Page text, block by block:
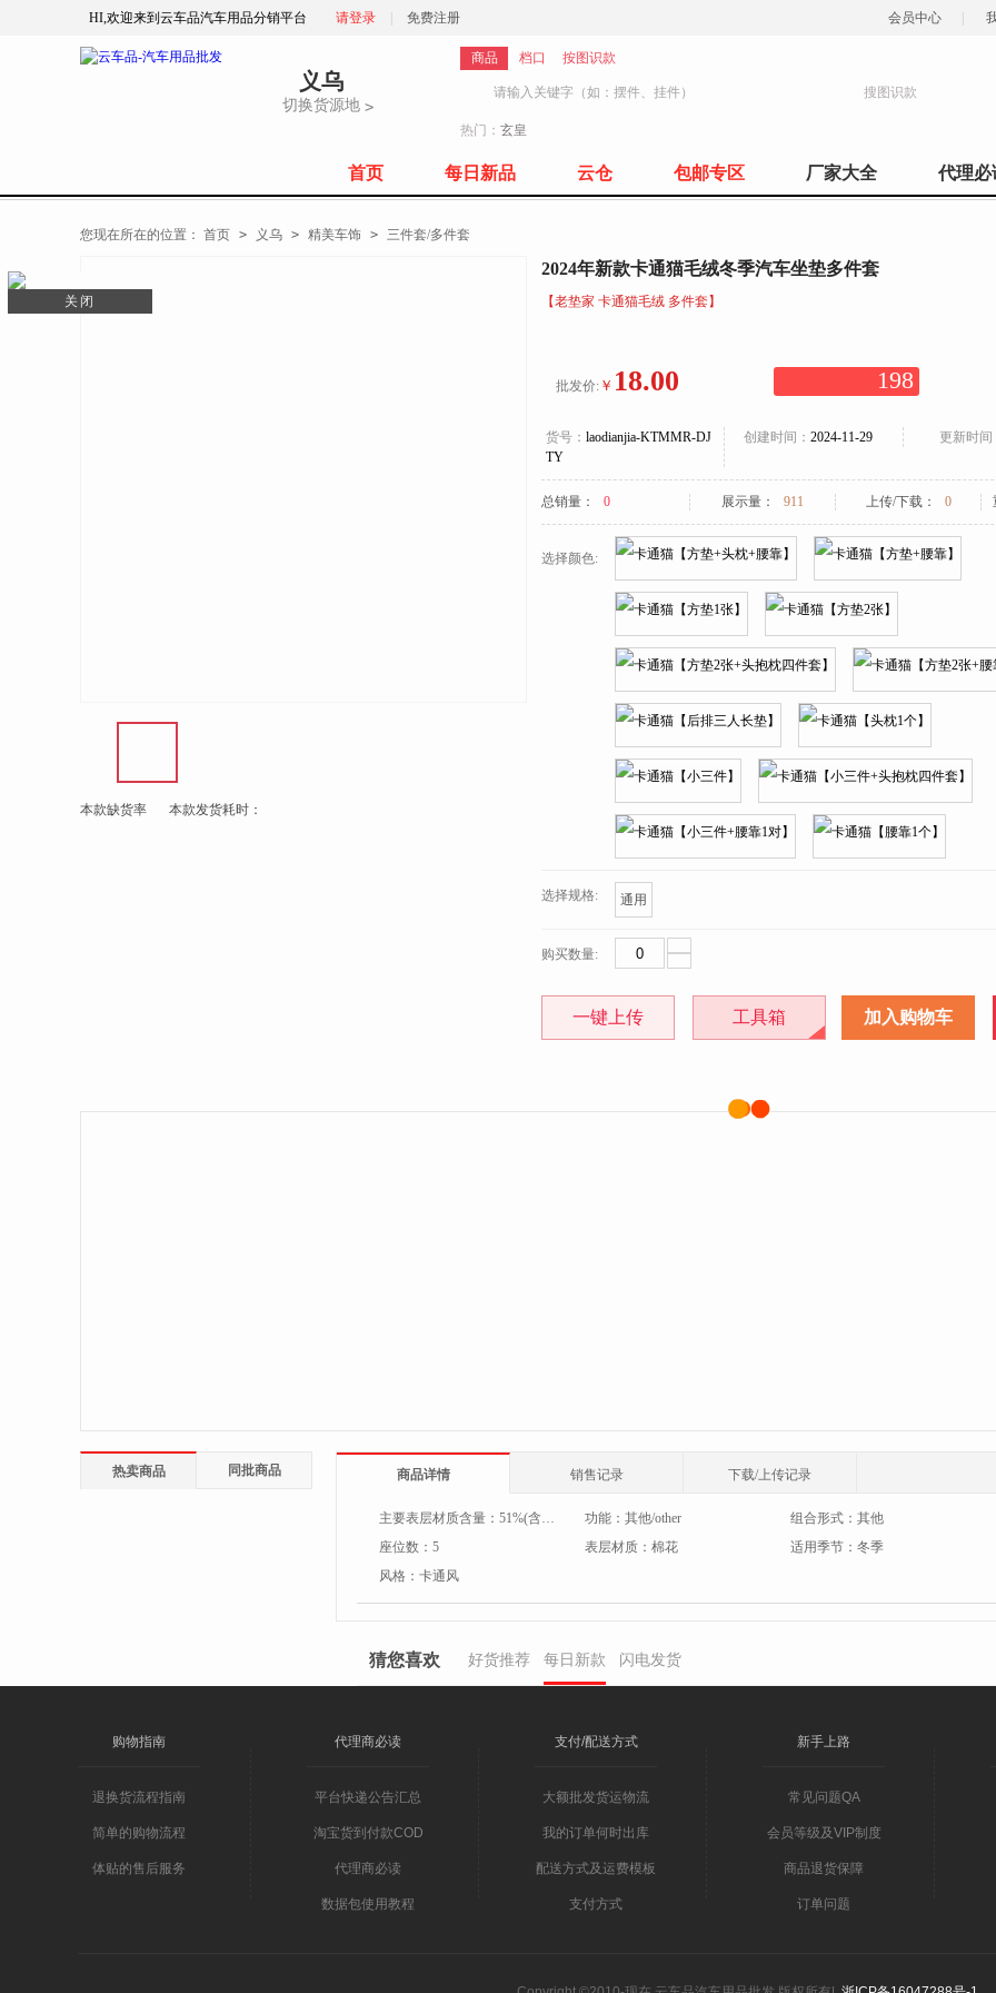
HI,欢迎来到云车品汽车用品分销平台 请登录 免费注册 会员中心
关闭
义乌
切换货源地 >
商品 档口 按图识款
搜图识款
热门： 玄皇
首页 每日新品 云仓 包邮专区 厂家大全 代理必
您现在所在的位置： 首页 > 义乌 > 精美车饰 > 三件套/多件套
本款缺货率 本款发货耗时：
2024年新款卡通猫毛绒冬季汽车坐垫多件套
【老垫家 卡通猫毛绒 多件套】
批发价:￥ 18.00 198
货号： laodianjia-KTMMR-DJ
TY
创建时间： 2024-11-29 更新时间
总销量： 0 展示量： 911 上传/下载： 0
选择颜色:
选择规格: 通用
购买数量:
一键上传 工具箱 加入购物车
热卖商品 同批商品 商品详情 销售记录 下载/上传记录
主要表层材质含量： 51%(含)-60%(含) 功能： 其他/other 组合形式： 其他
座位数： 5 表层材质： 棉花 适用季节： 冬季
风格： 卡通风
猜您喜欢 好货推荐 每日新款 闪电发货
购物指南
退换货流程指南
简单的购物流程
体贴的售后服务
代理商必读
平台快递公告汇总
淘宝货到付款COD
代理商必读
数据包使用教程
支付/配送方式
大额批发货运物流
我的订单何时出库
配送方式及运费模板
支付方式
新手上路
常见问题QA
会员等级及VIP制度
商品退货保障
订单问题
关闭